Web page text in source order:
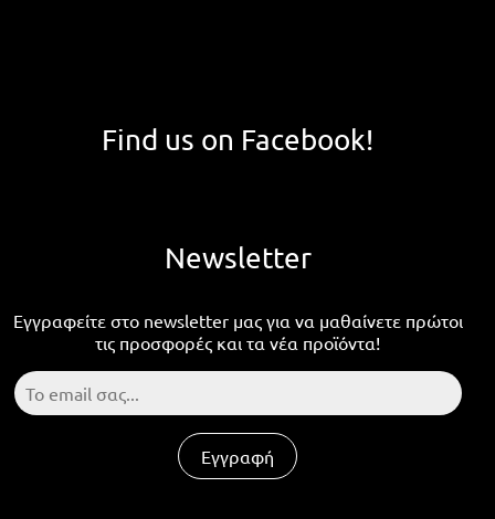
Find us on Facebook!
Newsletter
Εγγραφείτε στο newsletter μας για να μαθαίνετε πρώτοι
τις προσφορές και τα νέα προϊόντα!
Εγγραφή